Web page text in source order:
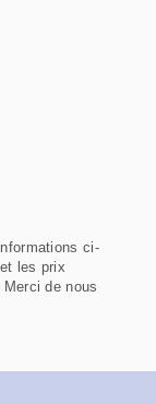
ci-
les prix
de nous